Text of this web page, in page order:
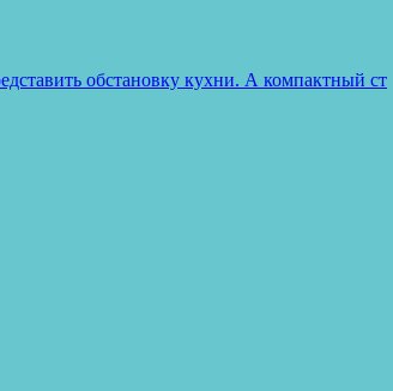
обстановку кухни. А компактный ст